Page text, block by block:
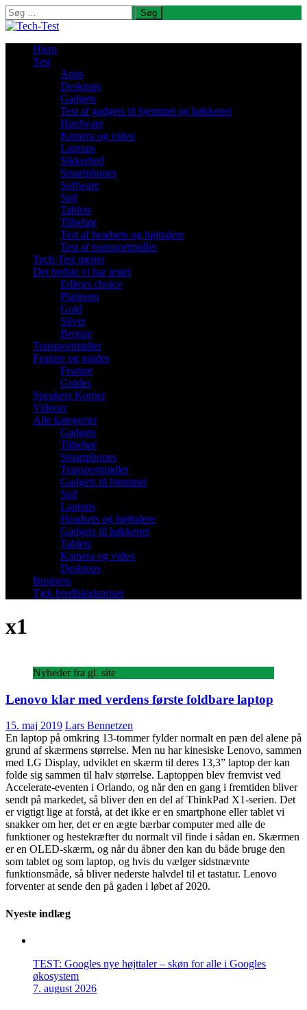
Søg
efter:
Hjem
Test
Apps
Desktops
Gadgets
Test af gadgets til hjemmet og køkkenet
Hardware
Kamera og video
Laptops
Sikkerhed
Smartphones
Software
Spil
Tablets
Tilbehør
Test af headsets og højttalere
Test af transportmidler
Tech-Test mener
Det bedste vi har testet
Editors choice
Platinum
Gold
Silver
Bronze
Transportmidler
Feature og guides
Feature
Guides
Speakers Korner
Videoer
Alle kategorier
Gadgets
Tilbehør
Smartphones
Transportmidler
Gadgets til hjemmet
Spil
Laptops
Headsets og højttalere
Gadgets til køkkenet
Tablets
Kamera og video
Desktops
Business
Tjek bredbåndspriser
x1
Nyheder fra gl. site
Lenovo klar med verdens første foldbare laptop
15. maj 2019 Lars Bennetzen
En laptop på omkring 13-tommer fylder normalt en pæn del alene på
grund af skærmens størrelse. Men nu har kinesiske Lenovo, sammen
med LG Display, udviklet en skærm til deres 13,3” laptop der kan
folde sig sammen til halv størrelse. Laptoppen blev fremvist ved
Accelerate-eventen i Orlando, og når den en gang i fremtiden bliver
sendt på markedet, så bliver den en del af ThinkPad X1-serien. Det
er vigtigt lige at forstå, at det ikke er en smartphone eller tablet vi
snakker om her, det er en ægte bærbar computer med alle de
funktioner og hestekræfter du normalt vil finde i sådan en. Skærmen
er en OLED-skærm, og når du åbner den kan du både bruge den
som tablet og som laptop, og hvis du vælger sidstnævnte
funktionsmåde, så bliver nederste halvdel til et tastatur. Lenovo
forventer at sende den på gaden i løbet af 2020.
Nyeste indlæg
TEST: Googles nye højttaler – skøn for alle i Googles
økosystem
7. august 2026